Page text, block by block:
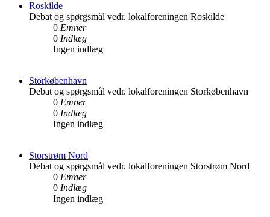
Roskilde
Debat og spørgsmål vedr. lokalforeningen Roskilde
0 Emner
0 Indlæg
Ingen indlæg
Storkøbenhavn
Debat og spørgsmål vedr. lokalforeningen Storkøbenhavn
0 Emner
0 Indlæg
Ingen indlæg
Storstrøm Nord
Debat og spørgsmål vedr. lokalforeningen Storstrøm Nord
0 Emner
0 Indlæg
Ingen indlæg